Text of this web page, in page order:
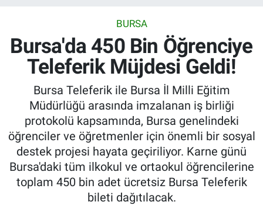
BURSA
Bursa'da 450 Bin Öğrenciye
Teleferik Müjdesi Geldi!
Bursa Teleferik ile Bursa İl Milli Eğitim
Müdürlüğü arasında imzalanan iş birliği
protokolü kapsamında, Bursa genelindeki
öğrenciler ve öğretmenler için önemli bir sosyal
destek projesi hayata geçiriliyor. Karne günü
Bursa'daki tüm ilkokul ve ortaokul öğrencilerine
toplam 450 bin adet ücretsiz Bursa Teleferik
bileti dağıtılacak.
Ekonomi
Güncel
İnanç
Kadın & Aile
Kültür & Sanat
Son Dakika Haberleri
Haber Arşivi